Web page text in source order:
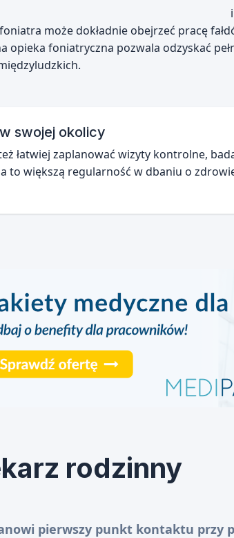
może dokładnie obejrzeć pracę
foniatryczna pozwala odzyskać
swojej okolicy
łatwiej zaplanować wizyty kontrolne,
to większą regularność w dbaniu o
rodzinny
pierwszy punkt kontaktu przy